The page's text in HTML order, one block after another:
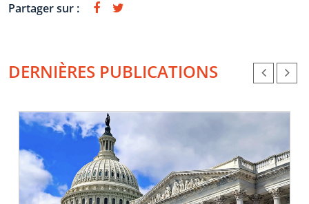
Partager sur :
DERNIÈRES PUBLICATIONS